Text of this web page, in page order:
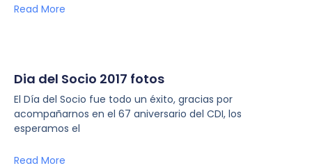
Read More
Dia del Socio 2017 fotos
El Día del Socio fue todo un éxito, gracias por
acompañarnos en el 67 aniversario del CDI, los
esperamos el
Read More